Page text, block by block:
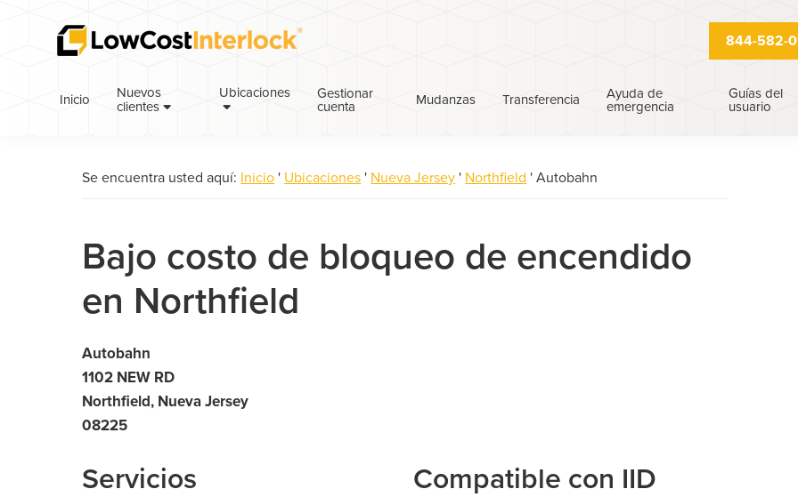
contenido
844-582-
Inicio
Nuevos
clientes
Ubicaciones
Gestionar
cuenta
Mudanzas Transferencia
Ayuda de
emergencia
Guías del
usuario
Se encuentra usted aquí: Inicio ' Ubicaciones ' Nueva Jersey ' Northfield ' Autobahn
Bajo costo de bloqueo de encendido
en Northfield
Autobahn
1102 NEW RD
Northfield, Nueva Jersey
08225
Servicios Compatible con IID